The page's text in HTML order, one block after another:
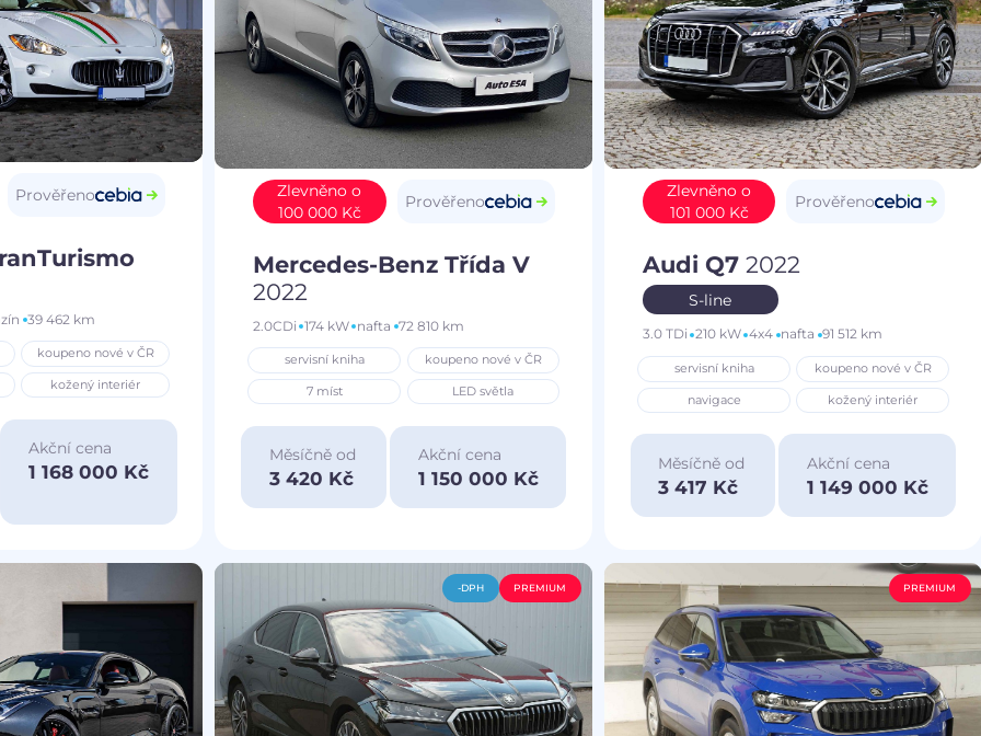
Prověřeno
39 462 km
koupeno nové v ČR
kožený interiér
Akční cena
1 168 000 Kč
Zlevněno o
100 000 Kč
Prověřeno
Mercedes-Benz Třída V
2022
2.0CDi 174 kW nafta 72 810 km
servisní kniha koupeno nové v ČR
7 míst LED světla
Měsíčně od
3 420 Kč
Akční cena
1 150 000 Kč
Zlevněno o
101 000 Kč
Prověřeno
Audi Q7 2022
S-line
3.0 TDi 210 kW 4x4 nafta 91 512 km
servisní kniha koupeno nové v ČR
navigace kožený interiér
Měsíčně od
3 417 Kč
Akční cena
1 149 000 Kč
-DPH PREMIUM PREMIUM